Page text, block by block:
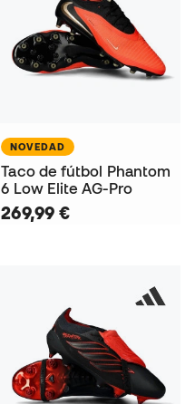
NOVEDAD
Taco de fútbol Phantom
6 Low Elite AG-Pro
269,99 €